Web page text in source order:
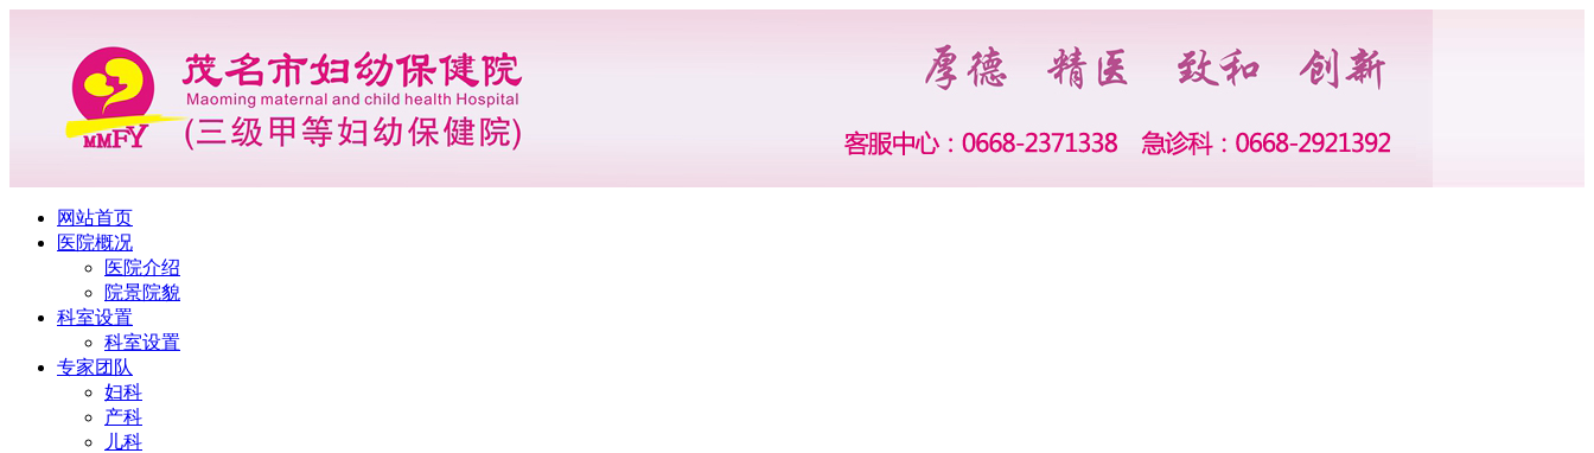
网站首页
医院概况
医院介绍
院景院貌
科室设置
科室设置
专家团队
妇科
产科
儿科